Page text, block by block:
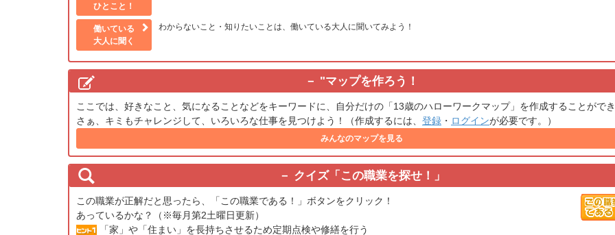
ひとこと！
働いている
大人に聞く
わからないこと・知りたいことは、働いている大人に聞いてみよう！
"マップを作ろう！
ここでは、好きなこと、気になることなどをキーワードに、自分だけの「13歳のハローワークマップ」を作成することがで
さぁ、キミもチャレンジして、いろいろな仕事を見つけよう！（作成するには、 登録 ・ ログインが必要です。）
みんなのマップを見る
クイズ「この職業を探せ！」
この職業が正解だと思ったら、「この職業である！」ボタンをクリック！
あっているかな？（※毎月第2土曜日更新）
「家」や「住まい」を長持ちさせるため定期点検や修繕を行う